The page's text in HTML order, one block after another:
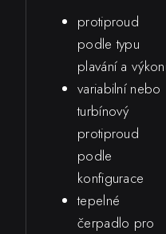
protiproud
podle typu
plavání a
variabilní nebo
turbínový
protiproud
podle
konfigurace
tepelné
čerpadlo pro